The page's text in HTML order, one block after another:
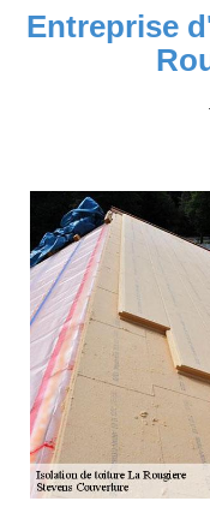
Entreprise